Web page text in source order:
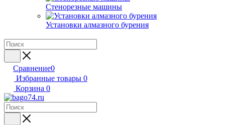
Стенорезные машины
Установки алмазного бурения
Сравнение0
Избранные товары 0
Корзина 0